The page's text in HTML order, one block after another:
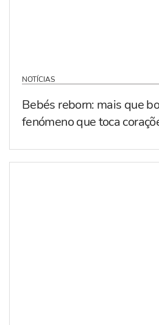
NOTÍCIAS
Bebés reborn: mais que
fenómeno que toca